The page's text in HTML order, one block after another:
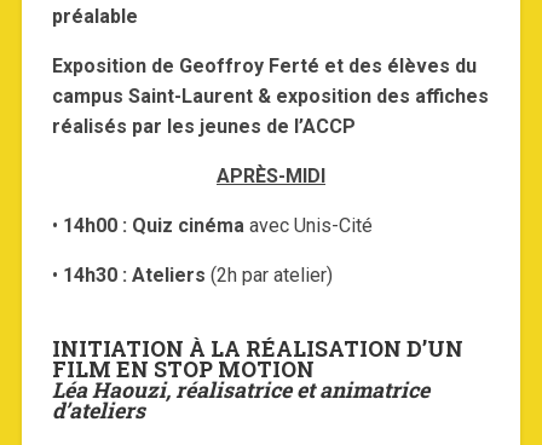
préalable
Exposition de Geoffroy Ferté et des élèves du
campus Saint-Laurent & exposition des affiches
réalisés par les jeunes de l’ACCP
APRÈS-MIDI
• 14h00 : Quiz cinémaavec Unis-Cité
• 14h30 : Ateliers (2h par atelier)
INITIATION À LA RÉALISATION D’UN
FILM EN STOP MOTION
Léa Haouzi, réalisatrice et animatrice
d’ateliers